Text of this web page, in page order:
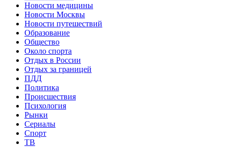
Новости медицины
Новости Москвы
Новости путешествий
Образование
Общество
Около спорта
Отдых в России
Отдых за границей
ПДД
Политика
Происшествия
Психология
Рынки
Сериалы
Спорт
ТВ